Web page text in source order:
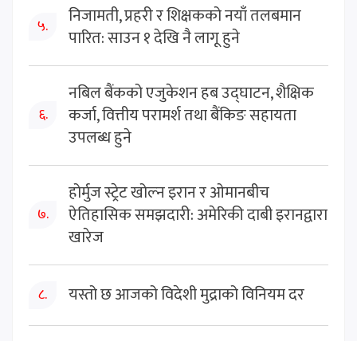
५.
निजामती, प्रहरी र शिक्षकको नयाँ तलबमान
पारित: साउन १ देखि नै लागू हुने
६.
नबिल बैंकको एजुकेशन हब उद्घाटन, शैक्षिक
कर्जा, वित्तीय परामर्श तथा बैंकिङ सहायता
उपलब्ध हुने
७.
होर्मुज स्ट्रेट खोल्न इरान र ओमानबीच
ऐतिहासिक समझदारी: अमेरिकी दाबी इरानद्वारा
खारेज
८. यस्तो छ आजको विदेशी मुद्राको विनियम दर